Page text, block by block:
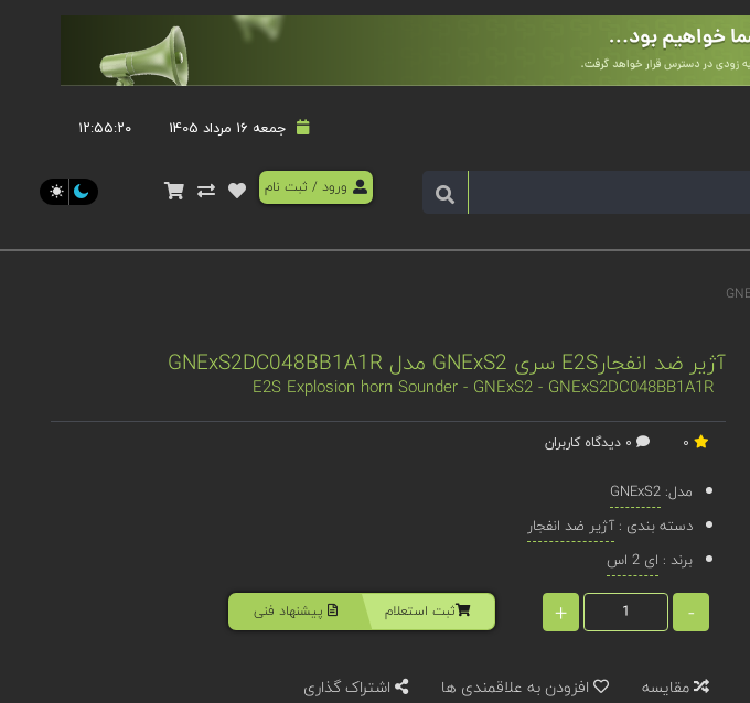
جمعه 16 مرداد 1405 ۱۲:۵۵:۲۰
ورود / ثبت نام
آژیر ضد انفجارE2S سری GNExS2 مدل GNExS2DC048BB1A1R
E2S Explosion horn Sounder - GNExS2 - GNExS2DC048BB1A1R
مدل: GNExS2
دسته بندی : آژیر ضد انفجار
برند : ای 2 اس
-
+ ثبت استعلام پیشنهاد فنی
مقایسه افزودن به علاقمندی ها اشتراک گذاری